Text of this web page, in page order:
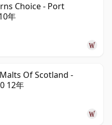
Choice - Port
年
Of Scotland -
12年